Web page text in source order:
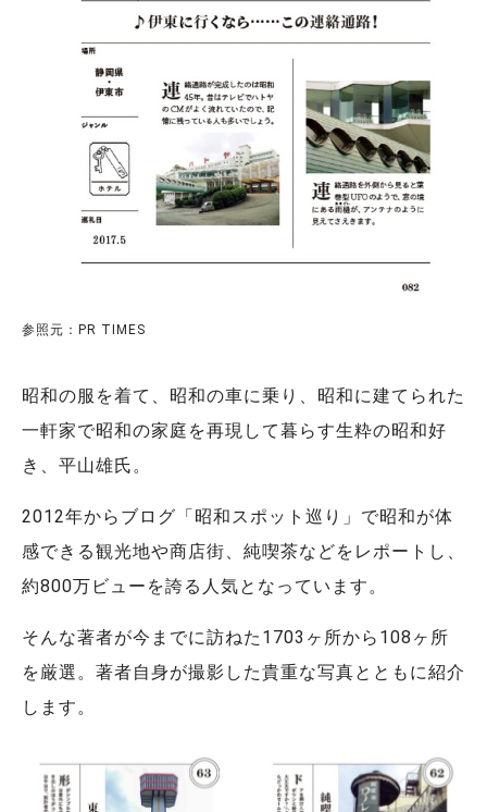
参照元：PR TIMES
昭和の服を着て、昭和の車に乗り、昭和に建てられた
一軒家で昭和の家庭を再現して暮らす生粋の昭和好
き、平山雄氏。
2012年からブログ「昭和スポット巡り」で昭和が体
感できる観光地や商店街、純喫茶などをレポートし、
約800万ビューを誇る人気となっています。
そんな著者が今までに訪ねた1703ヶ所から108ヶ所
を厳選。著者自身が撮影した貴重な写真とともに紹介
します。